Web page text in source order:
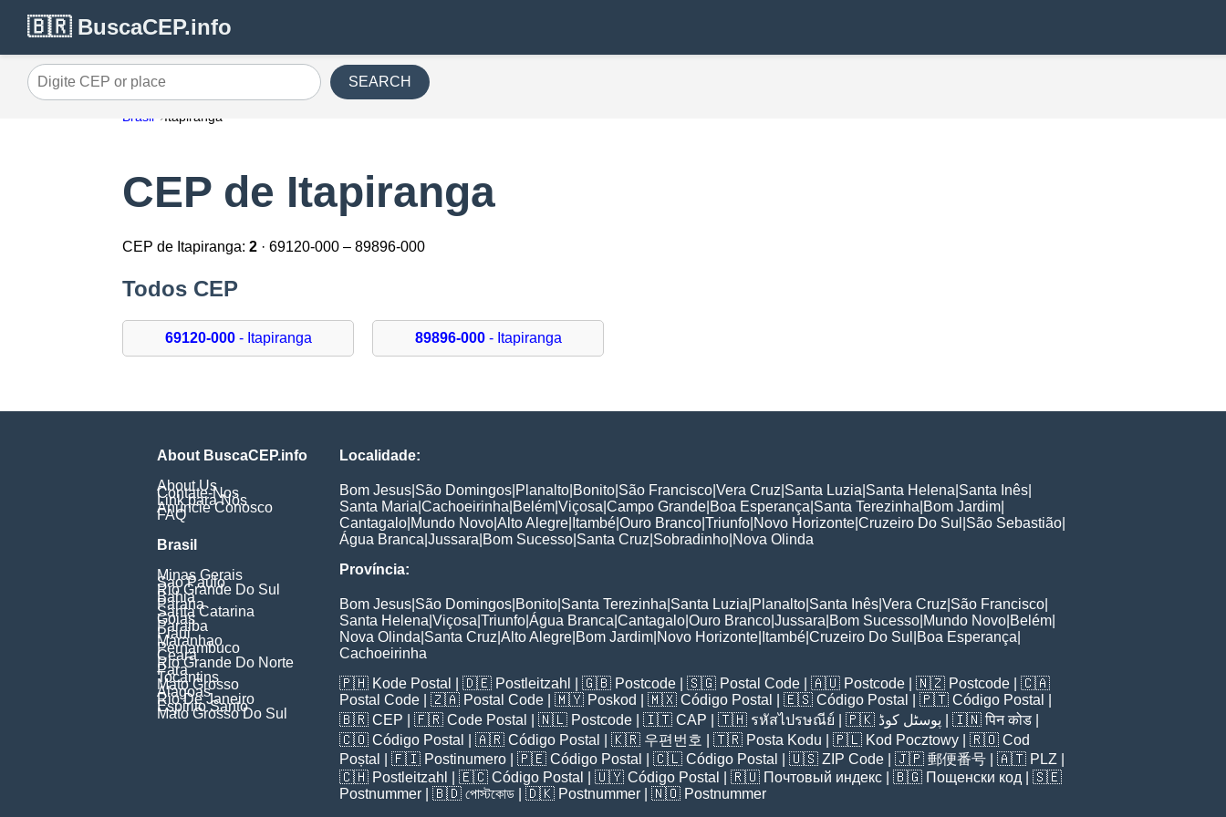
🇧🇷 BuscaCEP.info
Digite CEP or place SEARCH
Brasil Itapiranga
CEP de Itapiranga
CEP de Itapiranga:2 · 69120-000 – 89896-000
Todos CEP
69120-000- Itapiranga 89896-000- Itapiranga
About BuscaCEP.info
About Us
Contate-Nos
Link para Nós
Anuncie Conosco
FAQ
Brasil
Minas Gerais
Sao Paulo
Rio Grande Do Sul
Bahia
Parana
Santa Catarina
Goias
Paraiba
Piaui
Maranhao
Pernambuco
Ceara
Rio Grande Do Norte
Para
Tocantins
Mato Grosso
Alagoas
Rio De Janeiro
Espirito Santo
Mato Grosso Do Sul
Localidade:
Bom Jesus São Domingos Planalto Bonito São Francisco Vera Cruz Santa Luzia Santa Helena Santa Inês
Santa Maria Cachoeirinha Belém Viçosa Campo Grande Boa Esperança Santa Terezinha Bom Jardim
Cantagalo Mundo Novo Alto Alegre Itambé Ouro Branco Triunfo Novo Horizonte Cruzeiro Do Sul São Sebastião
Água Branca Jussara Bom Sucesso Santa Cruz Sobradinho Nova Olinda
Província:
Bom Jesus São Domingos Bonito Santa Terezinha Santa Luzia Planalto Santa Inês Vera Cruz São Francisco
Santa Helena Viçosa Triunfo Água Branca Cantagalo Ouro Branco Jussara Bom Sucesso Mundo Novo Belém
Nova Olinda Santa Cruz Alto Alegre Bom Jardim Novo Horizonte Itambé Cruzeiro Do Sul Boa Esperança
Cachoeirinha
🇵🇭 Kode Postal | 🇩🇪 Postleitzahl | 🇬🇧 Postcode | 🇸🇬 Postal Code | 🇦🇺 Postcode | 🇳🇿 Postcode | 🇨🇦
Postal Code | 🇿🇦 Postal Code | 🇲🇾 Poskod | 🇲🇽 Código Postal | 🇪🇸 Código Postal | 🇵🇹 Código Postal
🇧🇷 CEP | 🇫🇷 Code Postal | 🇳🇱 Postcode | 🇮🇹 CAP | 🇹🇭 รหัสไปรษณีย์ | 🇵🇰 پوسٹل کوڈ | 🇮🇳पिन कोड
🇨🇴 Código Postal | 🇦🇷 Código Postal | 🇰🇷 우편번호 | 🇹🇷 Posta Kodu | 🇵🇱 Kod Pocztowy | 🇷🇴 Cod
Poștal
| 🇫🇮 Postinumero | 🇵🇪 Código Postal | 🇨🇱 Código Postal | 🇺🇸 ZIP Code | 🇯🇵 郵便番号 | 🇦🇹 PLZ
🇨🇭 Postleitzahl | 🇪🇨 Código Postal | 🇺🇾 Código Postal | 🇷🇺 Почтовый индекс | 🇧🇬 Пощенски код | 🇸🇪
Postnummer | 🇧🇩 পোস্টকোড | 🇩🇰 Postnummer | 🇳🇴 Postnummer